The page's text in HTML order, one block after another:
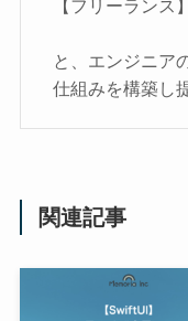
【フリーラン
と、エンジニア
仕組みを構築し
関連記事